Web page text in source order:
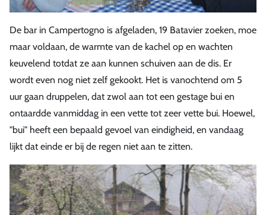
De bar in Campertogno is afgeladen, 19 Batavier zoeken, moe
maar voldaan, de warmte van de kachel op en wachten
keuvelend totdat ze aan kunnen schuiven aan de dis. Er
wordt even nog niet zelf gekookt. Het is vanochtend om 5
uur gaan druppelen, dat zwol aan tot een gestage bui en
ontaardde vanmiddag in een vette tot zeer vette bui. Hoewel,
"bui" heeft een bepaald gevoel van eindigheid, en vandaag
lijkt dat einde er bij de regen niet aan te zitten.